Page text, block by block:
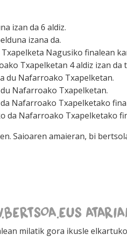
izan da 6 aldiz.
izana da.
Nagusiko finalean
Txapelketan 4 aldiz izan da
du Nafarroako Txapelketan.
Nafarroako Txapelketan.
Nafarroako Txapelketako
da Nafarroako Txapelketako
Saioaren amaieran, bi
milatik gora ikusle